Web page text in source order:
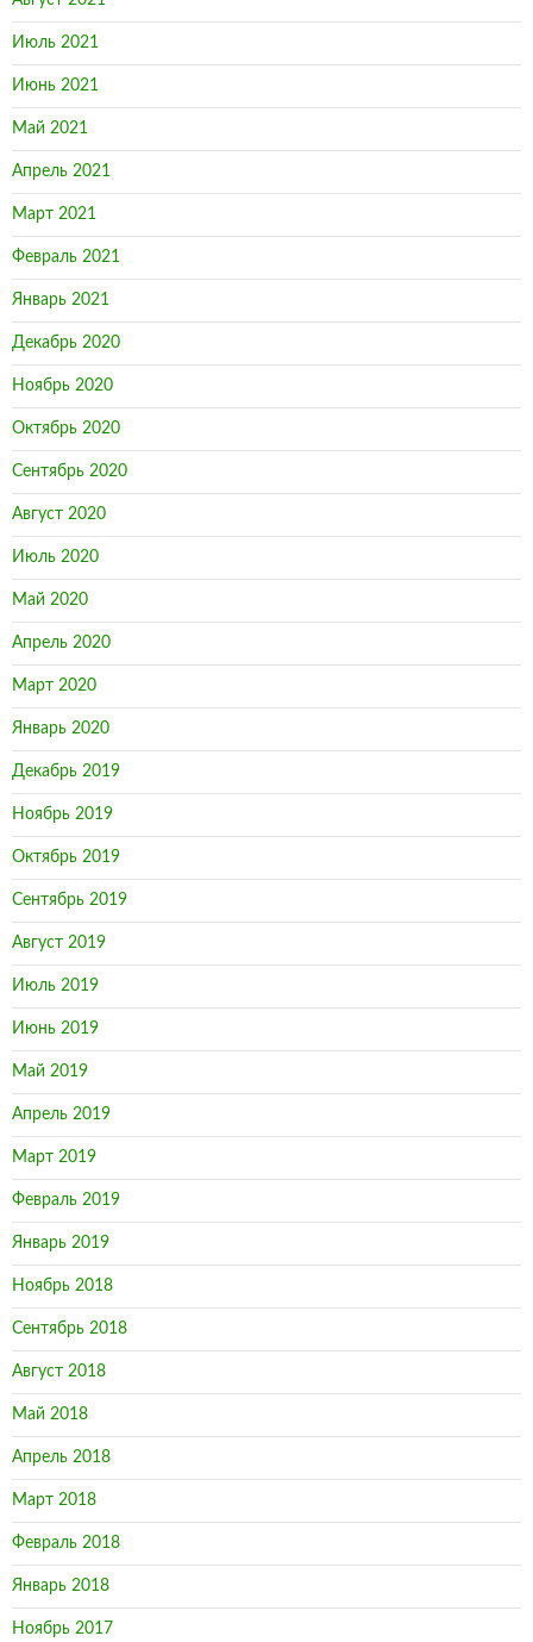
Июль 2021
Июнь 2021
Май 2021
Апрель 2021
Март 2021
Февраль 2021
Январь 2021
Декабрь 2020
Ноябрь 2020
Октябрь 2020
Сентябрь 2020
Август 2020
Июль 2020
Май 2020
Апрель 2020
Март 2020
Январь 2020
Декабрь 2019
Ноябрь 2019
Октябрь 2019
Сентябрь 2019
Август 2019
Июль 2019
Июнь 2019
Май 2019
Апрель 2019
Март 2019
Февраль 2019
Январь 2019
Ноябрь 2018
Сентябрь 2018
Август 2018
Май 2018
Апрель 2018
Март 2018
Февраль 2018
Январь 2018
Ноябрь 2017